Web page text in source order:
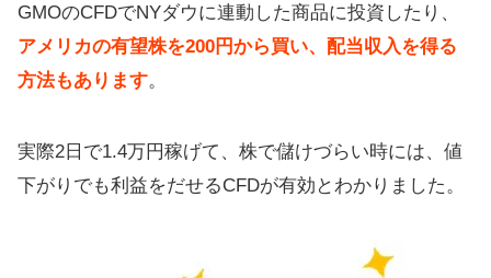
GMOのCFDでNYダウに連動した商品に投資したり、
アメリカの有望株を200円から買い、配当収入を得る
方法もあります。
実際2日で1.4万円稼げて、株で儲けづらい時には、値
下がりでも利益をだせるCFDが有効とわかりました。